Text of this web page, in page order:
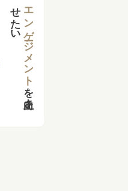
エンゲージメント
を
向上さ
せ
た
い